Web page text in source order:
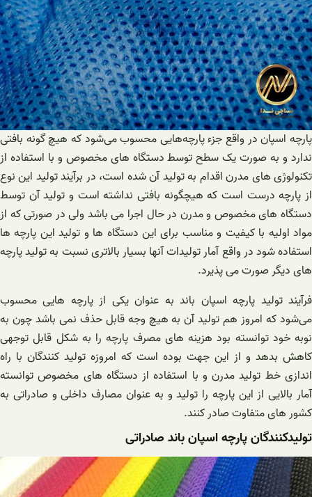
پارچه اسپان در واقع جزء پارچه‌هایی محسوب می‌شود که هیچ گونه بافتی
ندارد و به صورت یک سطح توسط دستگاه های مخصوص و با استفاده از
تکنولوژی های مدرن اقدام به تولید آن شده است، در برآیند تولید این نوع
از پارچه درست است که هیچگونه بافتی نداشته است و تولید آن توسط
دستگاه های مخصوص و مدرن در حال اجرا می باشد ولی در صورتی که از
مواد اولیه با کیفیت و مناسب برای این دستگاه ها و تولید این پارچه ها
استفاده شود در واقع آمار تولیدات آنها بسیار بالاتری نسبت به تولید پارچه
های دیگر صورت می پذیرد.
فرآیند تولید پارچه اسپان باند به عنوان یکی از پارچه هایی محسوب
می‌شود که امروز هم تولید آن به هیچ وجه قابل حذف نمی باشد چون به
نوبه خود توانسته بود هزینه های مصرف پارچه را به شکل قابل توجهی
کاهش بدهد و از این جهت بوده است که امروزه تولید کنندگان با راه
اندازی خط تولید مدرن و با استفاده از دستگاه های مخصوص توانسته
آمار بالایی از این پارچه را تولید و به عنوان مصارف داخلی و صادراتی به
کشور های متفاوت صادر کنند.
تولیدکنندگان پارچه اسپان باند صادراتی